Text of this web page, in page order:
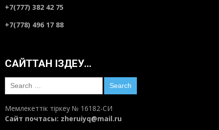
+7(777) 382 42 75
+7(778) 496 17 88
САЙТТАН ІЗДЕУ…
Search
for:
Мемлекеттік тіркеу № 16182-СИ
Сайт почтасы: zheruiyq@mail.ru